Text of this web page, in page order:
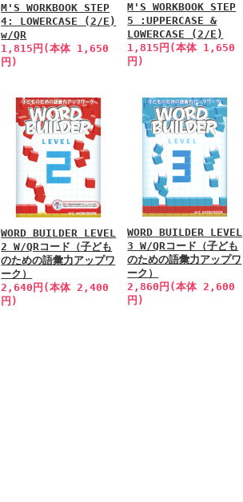
M'S WORKBOOK STEP
4: LOWERCASE (2/E)
w/QR
1,815円(本体 1,650
円)
M'S WORKBOOK STEP
5 :UPPERCASE &
LOWERCASE (2/E)
1,815円(本体 1,650
円)
WORD BUILDER LEVEL
2 W/QRコード（子ども
のための語彙力アップワ
ーク）
2,640円(本体 2,400
円)
WORD BUILDER LEVEL
3 W/QRコード（子ども
のための語彙力アップワ
ーク）
2,860円(本体 2,600
円)